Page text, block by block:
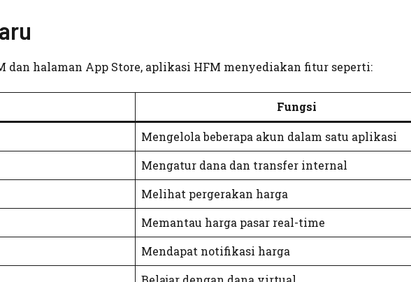
dan halaman App Store, aplikasi HFM menyediakan fitur seperti:
Fungsi
Mengelola beberapa akun dalam satu aplikasi
Mengatur dana dan transfer internal
Melihat pergerakan harga
Memantau harga pasar real-time
Mendapat notifikasi harga